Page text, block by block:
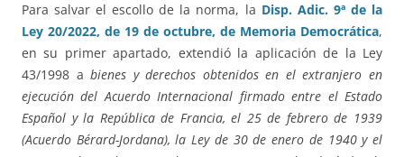
Para salvar el escollo de la norma, la Disp. Adic. 9ª de la
Ley 20/2022, de 19 de octubre, de Memoria Democrática,
en su primer apartado, extendió la aplicación de la Ley
43/1998 abienes y derechos obtenidos en el extranjero en
ejecución del Acuerdo Internacional firmado entre el Estado
Español y la República de Francia, el 25 de febrero de 1939
(Acuerdo Bérard-Jordana), la Ley de 30 de enero de 1940 y el